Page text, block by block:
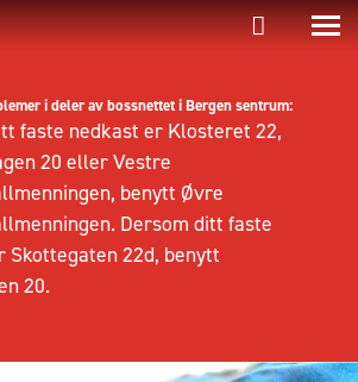
i deler av bossnettet i Bergen sentrum:
faste nedkast er Klosteret 22,
20 eller Vestre
benytt Øvre
Dersom ditt faste
Skottegaten 22d, benytt
20.